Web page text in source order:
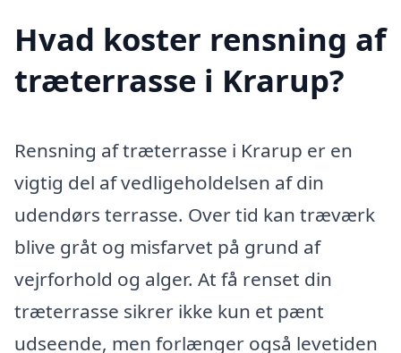
Hvad koster rensning af
træterrasse i Krarup?
Rensning af træterrasse i Krarup er en
vigtig del af vedligeholdelsen af din
udendørs terrasse. Over tid kan træværk
blive gråt og misfarvet på grund af
vejrforhold og alger. At få renset din
træterrasse sikrer ikke kun et pænt
udseende, men forlænger også levetiden